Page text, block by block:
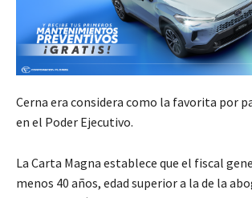
Cerna era considera como la favorita por
en el Poder Ejecutivo.
La Carta Magna establece que el fiscal
menos 40 años, edad superior a la de la